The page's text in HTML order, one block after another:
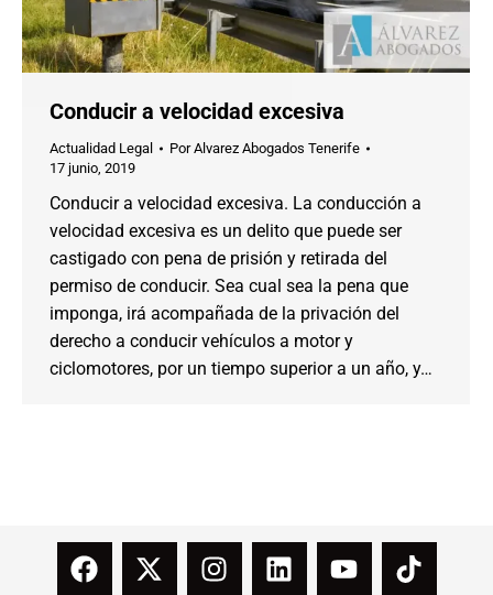
Conducir a velocidad excesiva
Actualidad Legal PorAlvarez Abogados Tenerife
17 junio, 2019
Conducir a velocidad excesiva. La conducción a
velocidad excesiva es un delito que puede ser
castigado con pena de prisión y retirada del
permiso de conducir. Sea cual sea la pena que
imponga, irá acompañada de la privación del
derecho a conducir vehículos a motor y
ciclomotores, por un tiempo superior a un año, y…